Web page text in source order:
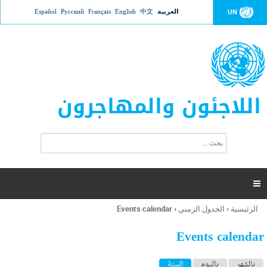
Jump to navigation UN العربية 中文
English
Français
Русский
Español
اللاجئون والمهاجرون
ت
ر
ل
ح
ب

أنت
هنا
الرئيسية › الجدول الزمني ›
Events calendar
Events calendar